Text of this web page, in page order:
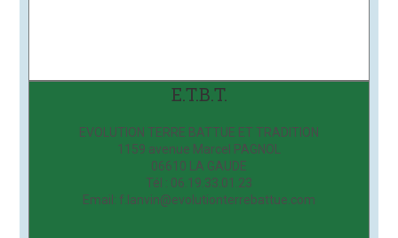
E.T.B.T.
EVOLUTION TERRE BATTUE ET TRADITION
1159 avenue Marcel PAGNOL
06610 LA GAUDE
Tél : 06.19.33.01.23
Email: f.lanvin@evolutionterrebattue.com